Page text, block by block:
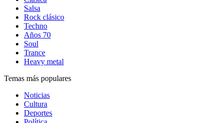
Salsa
Rock clásico
Techno
Años 70
Soul
Trance
Heavy metal
Temas más populares
Noticias
Cultura
Deportes